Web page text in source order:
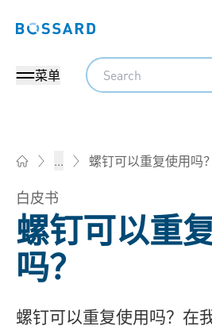
Bossard homepage
菜单
Search
... 螺钉可以重复使用吗？
白皮书
螺钉可以重
吗？
螺钉可以重复使用吗？在